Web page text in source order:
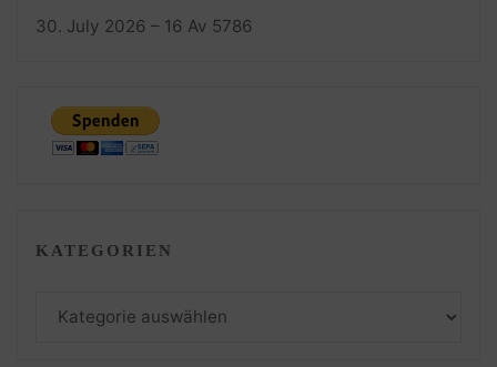
30. July 2026 – 16 Av 5786
KATEGORIEN